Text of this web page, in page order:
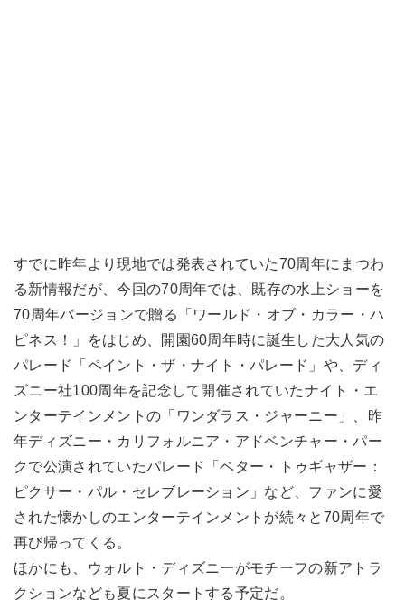
すでに昨年より現地では発表されていた70周年にまつわ
る新情報だが、今回の70周年では、既存の水上ショーを
70周年バージョンで贈る「ワールド・オブ・カラー・ハ
ピネス！」をはじめ、開園60周年時に誕生した大人気の
パレード「ペイント・ザ・ナイト・パレード」や、ディ
ズニー社100周年を記念して開催されていたナイト・エ
ンターテインメントの「ワンダラス・ジャーニー」、昨
年ディズニー・カリフォルニア・アドベンチャー・パー
クで公演されていたパレード「ベター・トゥギャザー：
ピクサー・パル・セレブレーション」など、ファンに愛
された懐かしのエンターテインメントが続々と70周年で
再び帰ってくる。
ほかにも、ウォルト・ディズニーがモチーフの新アトラ
クションなども夏にスタートする予定だ。